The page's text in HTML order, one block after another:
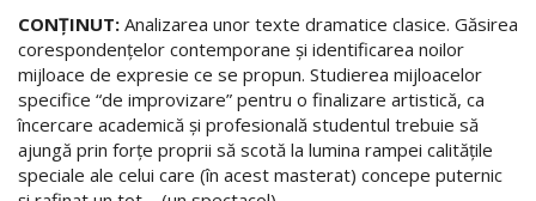
CONŢINUT: Analizarea unor texte dramatice clasice. Găsirea
corespondenţelor contemporane şi identificarea noilor
mijloace de expresie ce se propun. Studierea mijloacelor
specifice “de improvizare” pentru o finalizare artistică, ca
încercare academică şi profesională studentul trebuie să
ajungă prin forţe proprii să scotă la lumina rampei calităţile
speciale ale celui care (în acest masterat) concepe puternic